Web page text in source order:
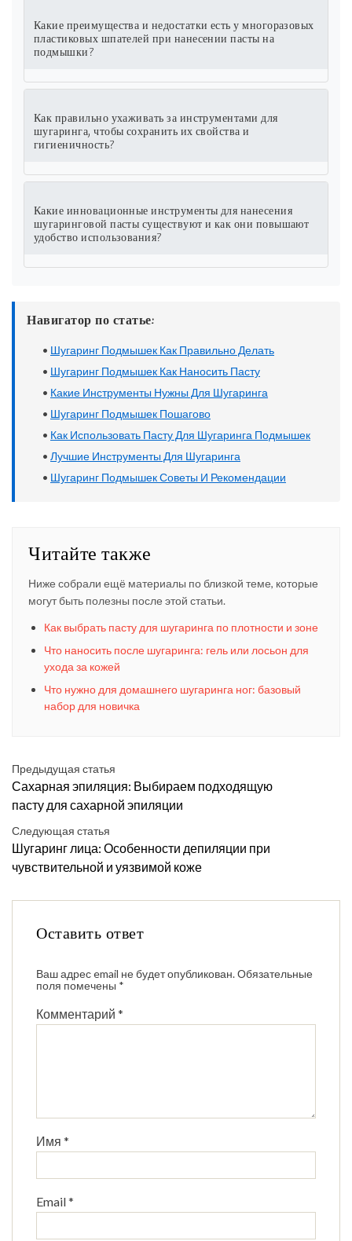
Какие преимущества и недостатки есть у многоразовых
пластиковых шпателей при нанесении пасты на
подмышки?
Как правильно ухаживать за инструментами для
шугаринга, чтобы сохранить их свойства и
гигиеничность?
Какие инновационные инструменты для нанесения
шугаринговой пасты существуют и как они повышают
удобство использования?
Навигатор по статье:
• Шугаринг Подмышек Как Правильно Делать
• Шугаринг Подмышек Как Наносить Пасту
• Какие Инструменты Нужны Для Шугаринга
• Шугаринг Подмышек Пошагово
• Как Использовать Пасту Для Шугаринга Подмышек
• Лучшие Инструменты Для Шугаринга
• Шугаринг Подмышек Советы И Рекомендации
Читайте также
Ниже собрали ещё материалы по близкой теме, которые
могут быть полезны после этой статьи.
Как выбрать пасту для шугаринга по плотности и зоне
Что наносить после шугаринга: гель или лосьон для
ухода за кожей
Что нужно для домашнего шугаринга ног: базовый
набор для новичка
Предыдущая статья
Сахарная эпиляция: Выбираем подходящую
пасту для сахарной эпиляции
Следующая статья
Шугаринг лица: Особенности депиляции при
чувствительной и уязвимой коже
Оставить ответ
Ваш адрес email не будет опубликован.Обязательные
поля помечены *
Комментарий *
Имя *
Email*